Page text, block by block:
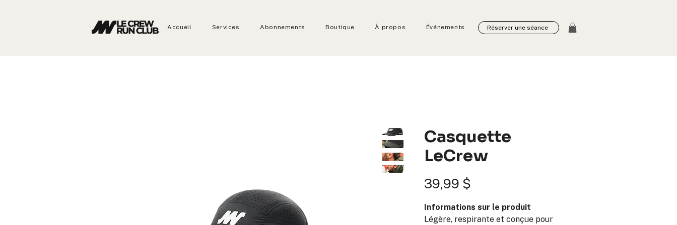
Accueil Services Abonnements Boutique À propos Événements Réserver une séance
Casquette
LeCrew
39,99 $
Informations sur le produit
Légère, respirante et conçue pour